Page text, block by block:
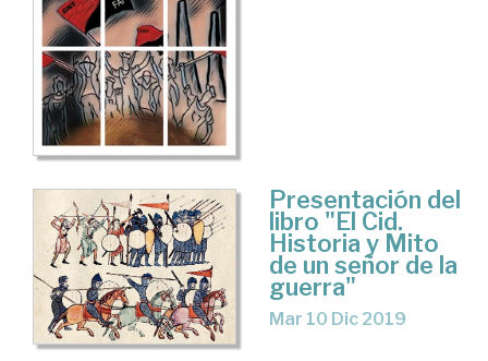
Presentación del
libro "El Cid.
Historia y Mito
de un señor de la
guerra"
Mar 10 Dic 2019